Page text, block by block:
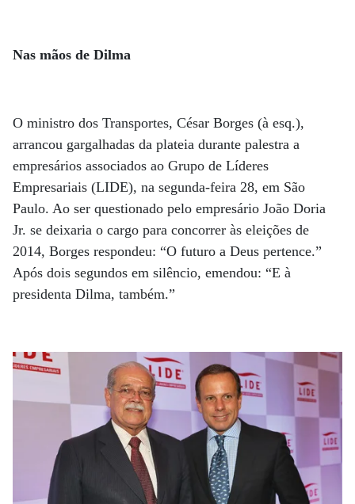
Nas mãos de Dilma
O ministro dos Transportes, César Borges (à esq.),
arrancou gargalhadas da plateia durante palestra a
empresários associados ao Grupo de Líderes
Empresariais (LIDE), na segunda-feira 28, em São
Paulo. Ao ser questionado pelo empresário João Doria
Jr. se deixaria o cargo para concorrer às eleições de
2014, Borges respondeu: “O futuro a Deus pertence.”
Após dois segundos em silêncio, emendou: “E à
presidenta Dilma, também.”